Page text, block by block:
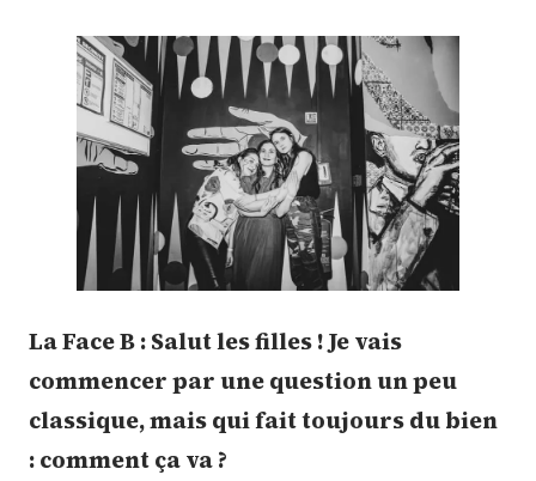
La Face B : Salut les filles ! Je vais
commencer par une question un peu
classique, mais qui fait toujours du bien
: comment ça va ?